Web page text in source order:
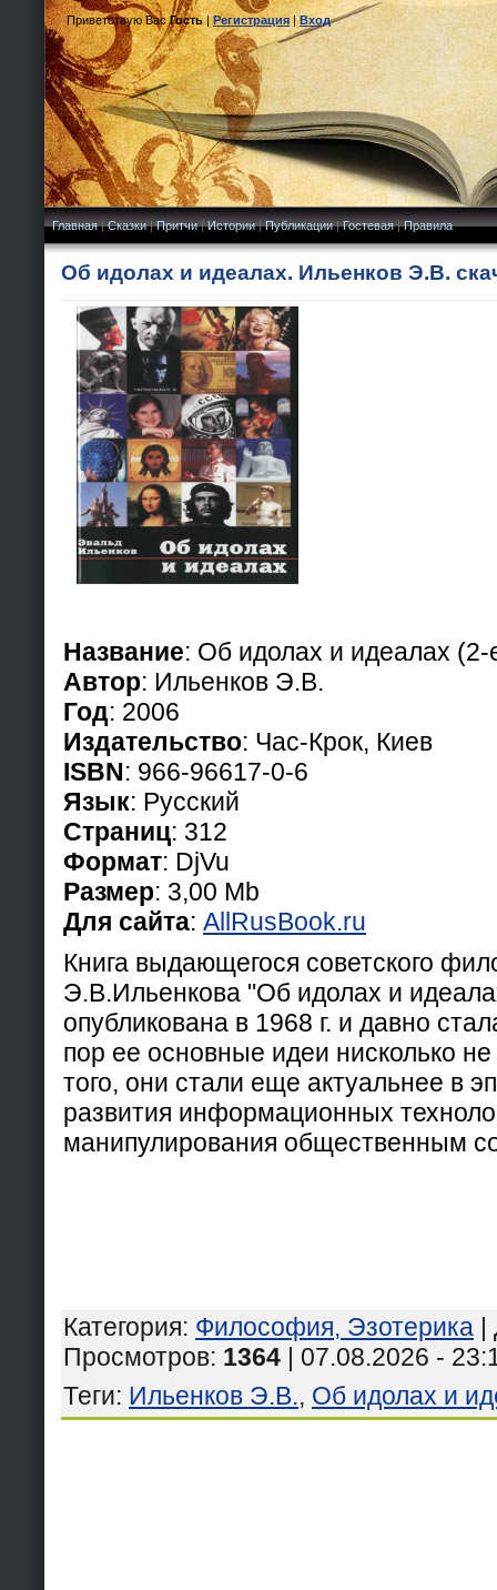
Приветствую Вас Гость|Регистрация|Вход
Главная|Сказки|Притчи|Истории|Публикации|Гостевая|Правила
Об идолах и идеалах. Ильенков Э.В.
Название: Об идолах и идеалах (2-
Автор: Ильенков Э.В.
Год: 2006
Издательство: Час-Крок, Киев
ISBN: 966-96617-0-6
Язык: Русский
Страниц: 312
Формат: DjVu
Размер: 3,00 Mb
Для сайта: AllRusBook.ru
Книга выдающегося советского
Э.В.Ильенкова "Об идолах и
опубликована в 1968 г. и давно
пор ее основные идеи нисколько
того, они стали еще актуальнее в
развития информационных
манипулирования общественным
Категория: Философия, Эзотерика |
Просмотров: 1364 | 07.08.2026 -
Теги: Ильенков Э.В., Об идолах и